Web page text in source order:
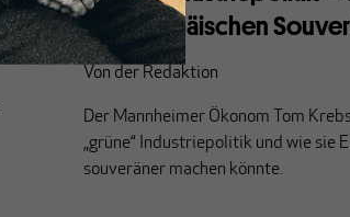
zur europäischen
Von der Redaktion
Der Mannheimer Ökonom Tom
„grüne“ Industriepolitik und wie sie
souveräner machen könnte.